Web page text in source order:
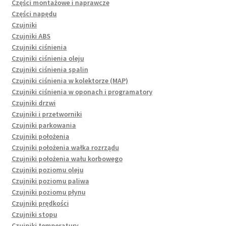
Części montażowe i naprawcze
Części napędu
Czujniki
Czujniki ABS
Czujniki ciśnienia
Czujniki ciśnienia oleju
Czujniki ciśnienia spalin
Czujniki ciśnienia w kolektorze (MAP)
Czujniki ciśnienia w oponach i programatory
Czujniki drzwi
Czujniki i przetworniki
Czujniki parkowania
Czujniki położenia
Czujniki położenia wałka rozrządu
Czujniki położenia wału korbowego
Czujniki poziomu oleju
Czujniki poziomu paliwa
Czujniki poziomu płynu
Czujniki prędkości
Czujniki stopu